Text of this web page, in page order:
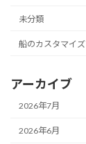
未分類
船のカスタマイズ
アーカイブ
2026年7月
2026年6月